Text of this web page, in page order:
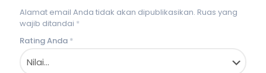
Alamat email Anda tidak akan dipublikasikan. Ruas yang
wajib ditandai *
Rating Anda *